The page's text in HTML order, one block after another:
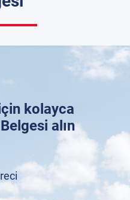
kolayca
alın